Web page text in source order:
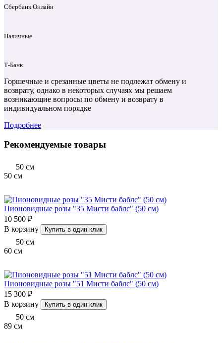
Сбербанк Онлайн
Наличные
Т‑Банк
Горшечные и срезанные цветы не подлежат обмену и
возврату, однако в некоторых случаях мы решаем
возникающие вопросы по обмену и возврату в
индивидуальном порядке
Подробнее
Рекомендуемые товары
50 см
50 см
Пионовидные розы "35 Мисти баблс" (50 см)
10 500 ₽
В корзину
Купить в один клик
50 см
60 см
Пионовидные розы "51 Мисти баблс" (50 см)
15 300 ₽
В корзину
Купить в один клик
50 см
89 см